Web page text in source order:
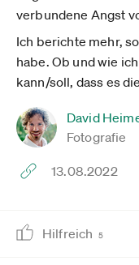
verbundene Angst
Ich berichte mehr,
habe. Ob und wie
kann/soll, dass es
David
Fotografie
13.08.2022
Hilfreich 5